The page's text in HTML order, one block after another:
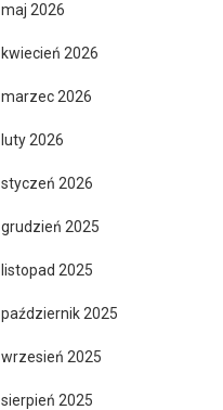
maj 2026
kwiecień 2026
marzec 2026
luty 2026
styczeń 2026
grudzień 2025
listopad 2025
październik 2025
wrzesień 2025
sierpień 2025